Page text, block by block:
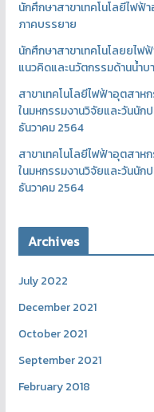
นักศึกษาสาขาเทคโนโลยีไฟฟ้
ภาคบรรยาย
นักศึกษาสาขาเทคโนโลยยไ
แนวคิดและนวัตกรรมด้านน้ำ
สาขาเทคโนโลยีไฟฟ้าอุตสาห
ในมหกรรมงานวิจัยและวันนัก
ธันวาคม 2564
สาขาเทคโนโลยีไฟฟ้าอุตสาห
ในมหกรรมงานวิจัยและวันนัก
ธันวาคม 2564
Archives
July 2022
December 2021
October 2021
September 2021
February 2018